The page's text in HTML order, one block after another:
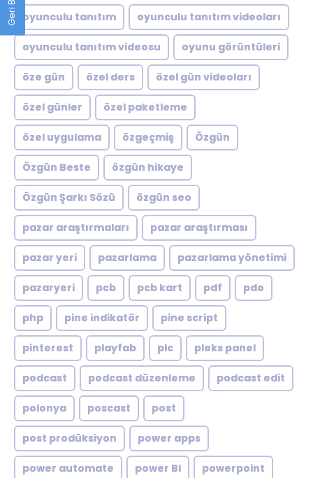
oyunculu tanıtım oyunculu tanıtım videoları
oyunculu tanıtım videosu oyunu görüntüleri
öze gün özel ders özel gün videoları
özel günler özel paketleme
özel uygulama özgeçmiş Özgün
Özgün Beste özgün hikaye
Özgün Şarkı Sözü özgün seo
pazar araştırmaları pazar araştırması
pazar yeri pazarlama pazarlama yönetimi
pazaryeri pcb pcb kart pdf pdo
php pine indikatör pine script
pinterest playfab plc pleks panel
podcast podcast düzenleme podcast edit
polonya poscast post
post prodüksiyon power apps
power automate power BI powerpoint